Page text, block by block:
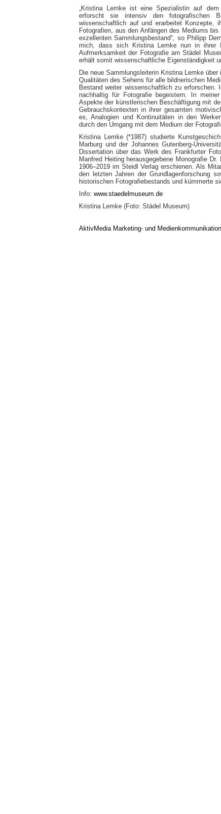
„Kristina Lemke ist eine Spezialistin auf
erforscht sie intensiv den fotografischen
wissenschaftlich auf und erarbeitet
Fotografien, aus den Anfängen des Mediums
exzellenten Sammlungsbestand“, so Philipp
mich, dass sich Kristina Lemke nun in ihrer
Aufmerksamkeit der Fotografie am Städel
erhält somit wissenschaftliche Eigenständigkeit
Die neue Sammlungsleiterin Kristina Lemke
Qualitäten des Sehens für alle bildnerischen
Bestand weiter wissenschaftlich zu
nachhaltig für Fotografie begeistern. In
Aspekte der künstlerischen Beschäftigung mit
Gebrauchskontexten in ihrer gesamten
es, Analogien und Kontinuitäten in den
durch den Umgang mit dem Medium der
Kristina Lemke (*1987) studierte
Marburg und der Johannes Gutenberg-
Dissertation über das Werk des Frankfurter
Manfred Heiting herausgegebene Monografie
1906–2019 im Steidl Verlag erschienen. Als
den letzten Jahren der Grundlagenforschung
historischen Fotografiebestands und kümmerte
Info: www.staedelmuseum.de
Kristina Lemke (Foto: Städel Museum)
AktivMedia Marketing- und